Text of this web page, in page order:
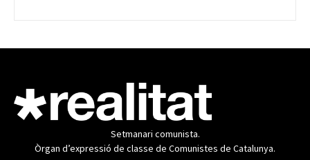
Setmanari comunista.
Òrgan d’expressió de classe de Comunistes de Catalunya.